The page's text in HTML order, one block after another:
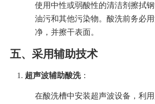
使用中性或弱酸性的清洁剂擦拭
油污和其他污染物。酸洗前务必
净，并擦干表面。
五、采用辅助技术
超声波辅助酸洗：
在酸洗槽中安装超声波设备，利